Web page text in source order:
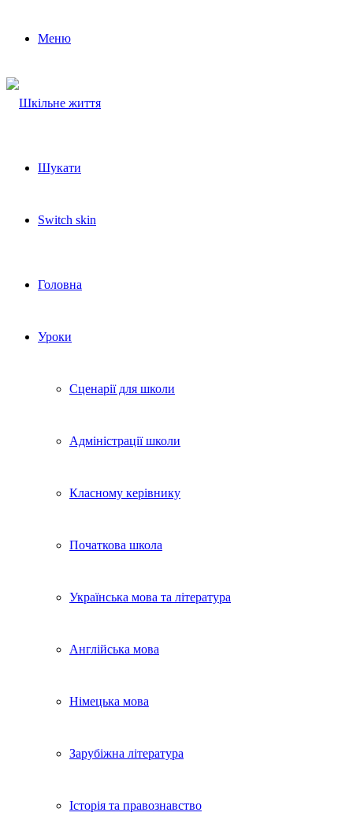
Меню
Шукати
Switch skin
Головна
Уроки
Сценарії для школи
Адміністрації школи
Класному керівнику
Початкова школа
Українська мова та література
Англійська мова
Німецька мова
Зарубіжна література
Історія та правознавство